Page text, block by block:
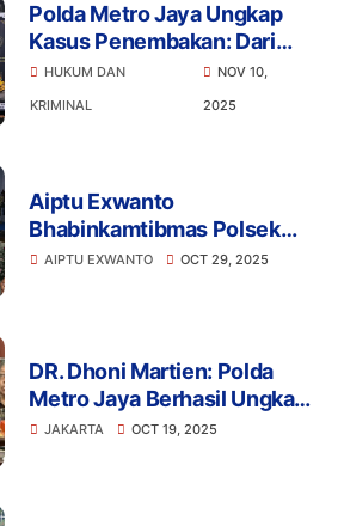
Polda Metro Jaya Ungkap
Kasus Penembakan: Dari
Upaya Pencurian Hingga
Sengketa Lahan
HUKUM DAN
KRIMINAL
NOV 10,
2025
Aiptu Exwanto
Bhabinkamtibmas Polsek
Batuceper,Terima
AIPTU EXWANTO OCT 29, 2025
DR. Dhoni Martien: Polda
Metro Jaya Berhasil Ungkap
Jaringan Judi Online
JAKARTA OCT 19, 2025